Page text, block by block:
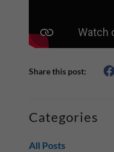
Share this post:
Categories
All Posts